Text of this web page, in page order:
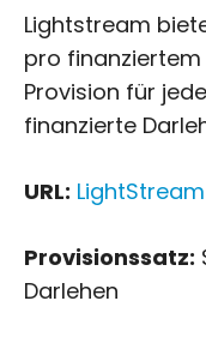
Lightstream
pro finanziertem
Provision für
finanzierte
URL:
Provisionssatz:
Darlehen